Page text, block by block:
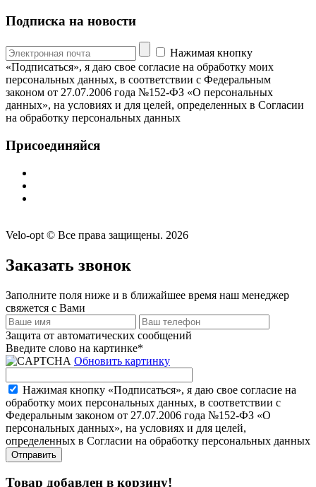
Подписка на новости
Нажимая кнопку
«Подписаться», я даю свое согласие на обработку моих
персональных данных, в соответствии с Федеральным
законом от 27.07.2006 года №152-ФЗ «О персональных
данных», на условиях и для целей, определенных в Согласии
на обработку персональных данных
Присоединяйся
Velo-opt © Все права защищены. 2026
Заказать звонок
Заполните поля ниже и в ближайшее время наш менеджер
свяжется с Вами
Защита от автоматических сообщений
Введите слово на картинке*
Обновить картинку
Нажимая кнопку «Подписаться», я даю свое согласие на
обработку моих персональных данных, в соответствии с
Федеральным законом от 27.07.2006 года №152-ФЗ «О
персональных данных», на условиях и для целей,
определенных в Согласии на обработку персональных данных
Товар добавлен в корзину!